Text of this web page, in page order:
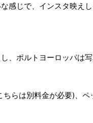
感じで、インスタ映え
、ポルトヨーロッパは
らは別料金が必要)、